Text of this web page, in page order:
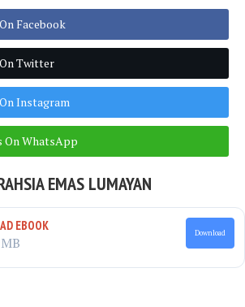
Facebook
Twitter
Instagram
On WhatsApp
EMAS LUMAYAN
EBOOK Download